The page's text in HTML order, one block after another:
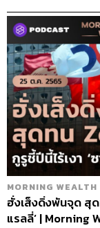
MORNING WEALTH
ฮั่งเส็งดิ่งพันจุด สุด
แรลลี่’ | Morning